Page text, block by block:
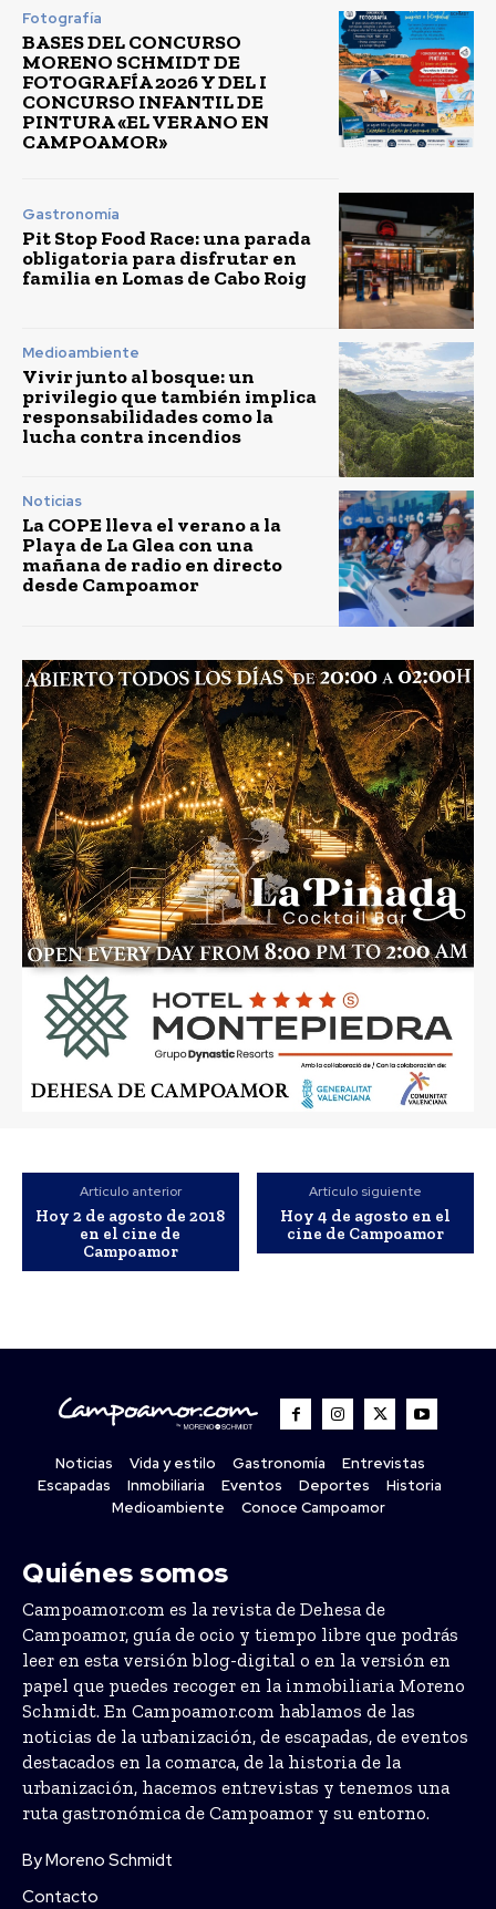
Fotografía
BASES DEL CONCURSO
MORENO SCHMIDT DE
FOTOGRAFÍA 2026 Y DEL I
CONCURSO INFANTIL DE
PINTURA «EL VERANO EN
CAMPOAMOR»
Gastronomía
Pit Stop Food Race: una parada
obligatoria para disfrutar en
familia en Lomas de Cabo Roig
Medioambiente
Vivir junto al bosque: un
privilegio que también implica
responsabilidades como la
lucha contra incendios
Noticias
La COPE lleva el verano a la
Playa de La Glea con una
mañana de radio en directo
desde Campoamor
Artículo anterior
Hoy 2 de agosto de 2018
en el cine de
Campoamor
Artículo siguiente
Hoy 4 de agosto en el
cine de Campoamor
Noticias Vida y estilo Gastronomía
Entrevistas
Escapadas
Inmobiliaria Eventos Deportes
Historia
Medioambiente
Conoce Campoamor
Quiénes somos
Campoamor.com es la revista de Dehesa de
Campoamor, guía de ocio y tiempo libre que podrás
leer en esta versión blog-digital o en la versión en
papel que puedes recoger en la inmobiliaria Moreno
Schmidt. En Campoamor.com hablamos de las
noticias de la urbanización, de escapadas, de eventos
destacados en la comarca, de la historia de la
urbanización, hacemos entrevistas y tenemos una
ruta gastronómica de Campoamor y su entorno.
By Moreno Schmidt
Contacto